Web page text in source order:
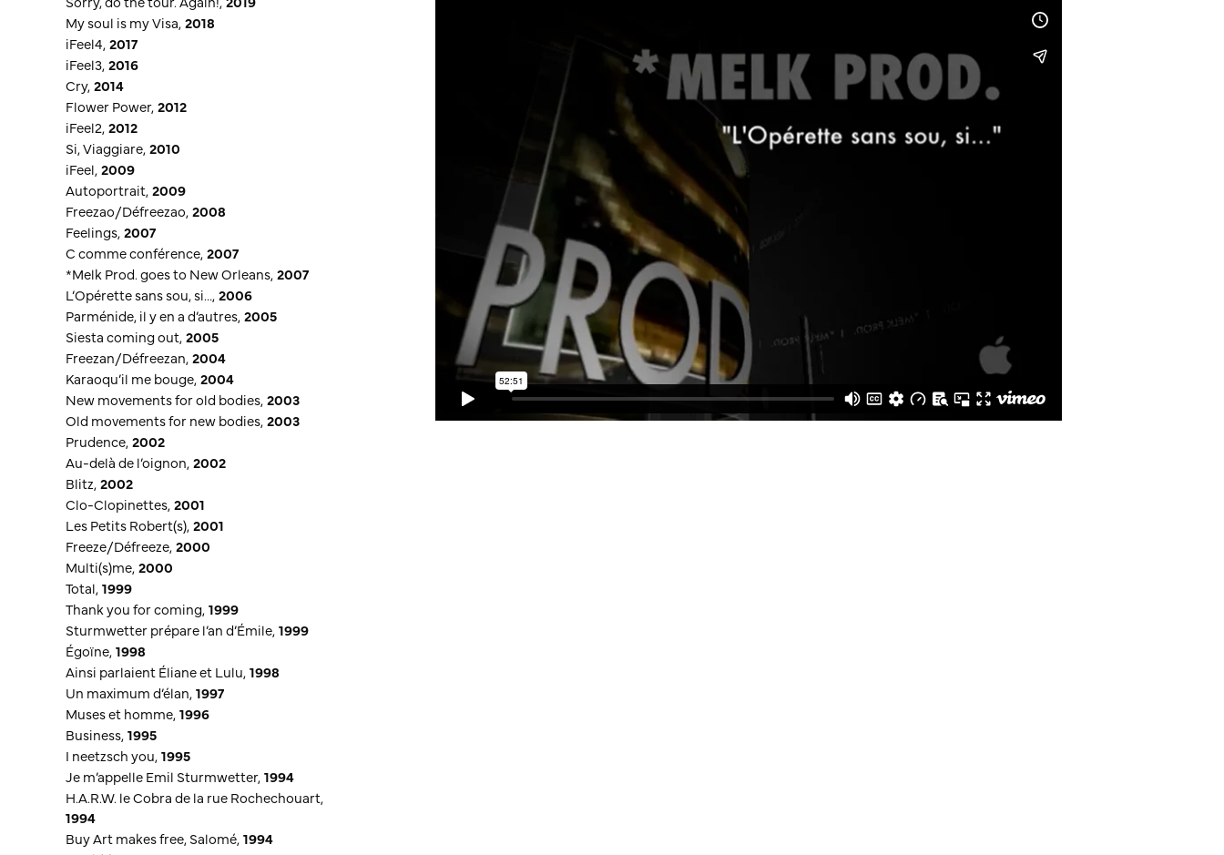
My soul is my Visa,2018
iFeel4,2017
iFeel3,2016
Cry,2014
Flower Power,2012
iFeel2,2012
Si, Viaggiare,2010
iFeel,2009
Autoportrait,2009
Freezao/Défreezao,2008
Feelings,2007
C comme conférence,2007
*Melk Prod. goes to New Orleans,2007
L’Opérette sans sou, si…,2006
Parménide, il y en a d’autres,2005
Siesta coming out,2005
Freezan/Défreezan,2004
Karaoqu’il me bouge,2004
New movements for old bodies,2003
Old movements for new bodies,2003
Prudence,2002
Au-delà de l’oignon,2002
Blitz,2002
Clo-Clopinettes,2001
Les Petits Robert(s),2001
Freeze/Défreeze,2000
Multi(s)me,2000
Total,1999
Thank you for coming,1999
Sturmwetter prépare l’an d’Émile,1999
Égoïne,1998
Ainsi parlaient Éliane et Lulu,1998
Un maximum d’élan,1997
Muses et homme,1996
Business,1995
I neetzsch you,1995
Je m’appelle Emil Sturmwetter,1994
H.A.R.W. le Cobra de la rue Rochechouart,
1994
Buy Art makes free, Salomé,1994